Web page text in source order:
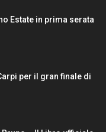
Estate in prima serata
per il gran finale di